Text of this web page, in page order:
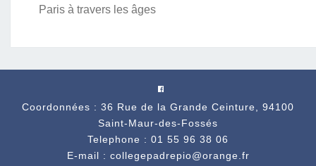
Paris à travers les âges
Coordonnées : 36 Rue de la Grande Ceinture, 94100
Saint-Maur-des-Fossés
Telephone : 01 55 96 38 06
E-mail : collegepadrepio@orange.fr